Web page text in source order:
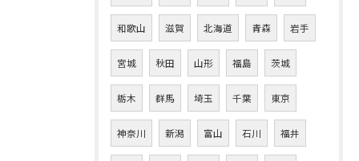
和歌山 滋賀 北海道 青森 岩手
宮城 秋田 山形 福島 茨城
栃木 群馬 埼玉 千葉 東京
神奈川 新潟 富山 石川 福井